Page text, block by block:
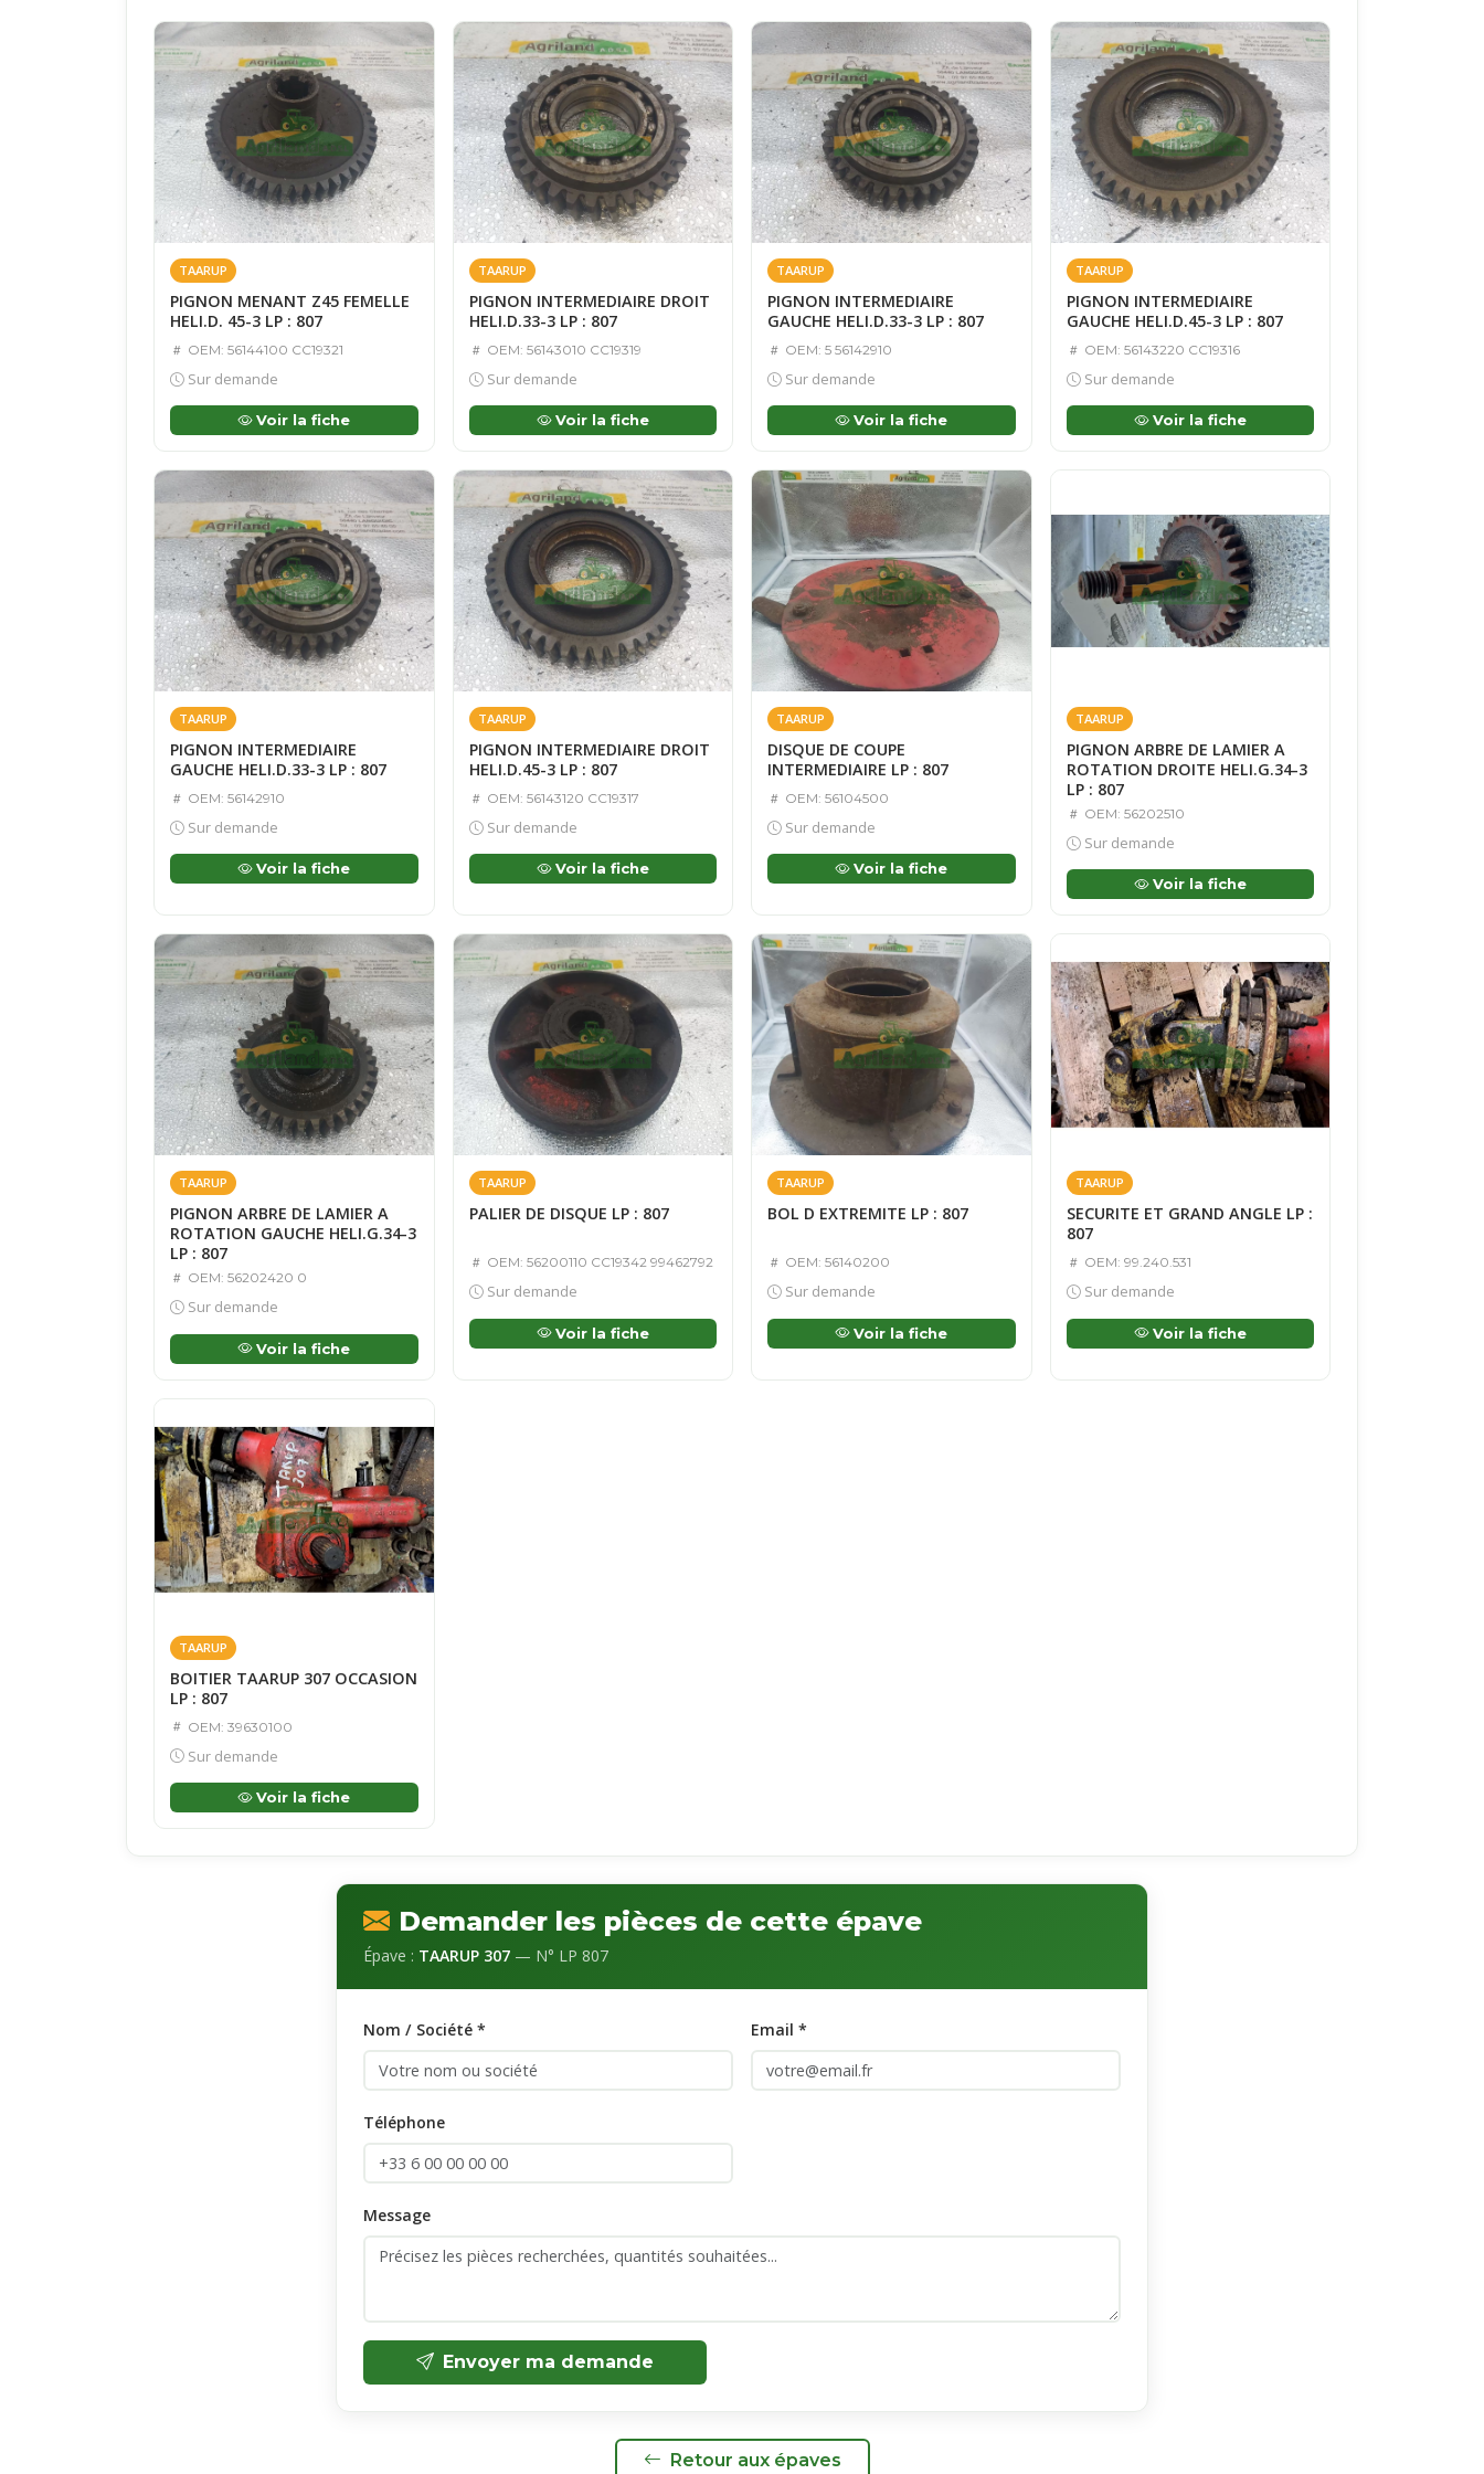
TAARUP
PIGNON MENANT Z45 FEMELLE
HELI.D. 45-3 LP : 807
OEM: 56144100 CC19321
Sur demande
Voir la fiche
TAARUP
PIGNON INTERMEDIAIRE DROIT
HELI.D.33-3 LP : 807
OEM: 56143010 CC19319
Sur demande
Voir la fiche
TAARUP
PIGNON INTERMEDIAIRE
GAUCHE HELI.D.33-3 LP : 807
OEM: 5 56142910
Sur demande
Voir la fiche
TAARUP
PIGNON INTERMEDIAIRE
GAUCHE HELI.D.45-3 LP : 807
OEM: 56143220 CC19316
Sur demande
Voir la fiche
TAARUP
PIGNON INTERMEDIAIRE
GAUCHE HELI.D.33-3 LP : 807
OEM: 56142910
Sur demande
Voir la fiche
TAARUP
PIGNON INTERMEDIAIRE DROIT
HELI.D.45-3 LP : 807
OEM: 56143120 CC19317
Sur demande
Voir la fiche
TAARUP
DISQUE DE COUPE
INTERMEDIAIRE LP : 807
OEM: 56104500
Sur demande
Voir la fiche
TAARUP
PIGNON ARBRE DE LAMIER A
ROTATION DROITE HELI.G.34-3
LP : 807
OEM: 56202510
Sur demande
Voir la fiche
TAARUP
PIGNON ARBRE DE LAMIER A
ROTATION GAUCHE HELI.G.34-3
LP : 807
OEM: 56202420 0
Sur demande
Voir la fiche
TAARUP
PALIER DE DISQUE LP : 807
OEM: 56200110 CC19342 99462792
Sur demande
Voir la fiche
TAARUP
BOL D EXTREMITE LP : 807
OEM: 56140200
Sur demande
Voir la fiche
TAARUP
SECURITE ET GRAND ANGLE LP :
807
OEM: 99.240.531
Sur demande
Voir la fiche
TAARUP
BOITIER TAARUP 307 OCCASION
LP : 807
OEM: 39630100
Sur demande
Voir la fiche
Demander les pièces de cette épave
Épave : TAARUP 307 — N° LP 807
Nom / Société * Email *
Téléphone
Message
Envoyer ma demande
Retour aux épaves